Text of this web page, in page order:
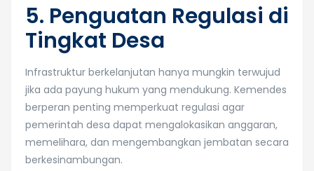
5. Penguatan Regulasi di
Tingkat Desa
Infrastruktur berkelanjutan hanya mungkin terwujud
jika ada payung hukum yang mendukung. Kemendes
berperan penting memperkuat regulasi agar
pemerintah desa dapat mengalokasikan anggaran,
memelihara, dan mengembangkan jembatan secara
berkesinambungan.